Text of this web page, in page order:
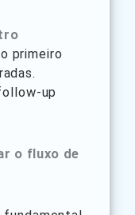
primeiro
up
o fluxo de